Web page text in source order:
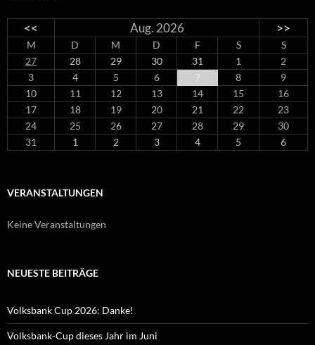
<< Aug. 2026 >>
M D M D F S
S
27
28 29 30 31 1
2
3
4 5 6 7 8
9
10
11 12 13 14 15
16
17
18 19 20 21 22
23
24
25 26 27 28 29
30
31
1 2 3 4 5 6
VERANSTALTUNGEN
Keine Veranstaltungen
NEUESTE BEITRÄGE
Volksbank Cup 2026: Danke!
Volksbank-Cup dieses Jahr im Juni